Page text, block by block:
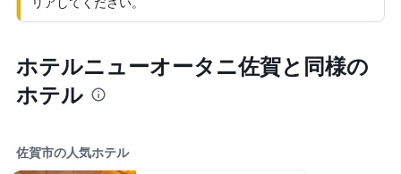
ホテルニューオータニ佐賀と同様の
ホテル
佐賀市の人気ホテル